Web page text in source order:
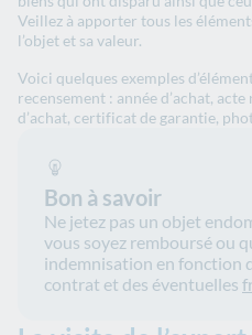
Veillez à apporter tous les
l’objet et sa valeur.
Voici quelques exemples
recensement : année d’achat,
d’achat, certificat de garantie,
Bon à savoir
Ne jetez pas un objet
vous soyez remboursé ou
indemnisation en fonction
contrat et des éventuelles